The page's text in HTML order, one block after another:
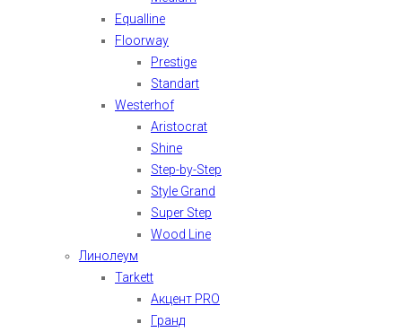
Equalline
Floorway
Prestige
Standart
Westerhof
Aristocrat
Shine
Step-by-Step
Style Grand
Super Step
Wood Line
Линолеум
Tarkett
Акцент PRO
Гранд